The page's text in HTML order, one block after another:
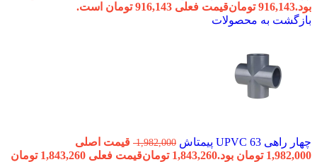
بود.916,143 تومانقیمت فعلی 916,143 تومان است.
بازگشت به محصولات
چهار راهی 63 UPVC پیمتاش 1,982,000 قیمت اصلی
1,982,000 تومان بود.
1,843,260 تومان
قیمت فعلی 1,843,260 تومان